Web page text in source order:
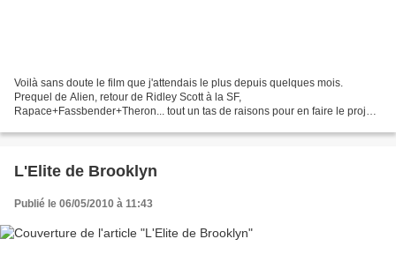
Voilà sans doute le film que j'attendais le plus depuis quelques mois.
Prequel de Alien, retour de Ridley Scott à la SF,
Rapace+Fassbender+Theron... tout un tas de raisons pour en faire le projet
L'Elite de Brooklyn
Publié le 06/05/2010 à 11:43